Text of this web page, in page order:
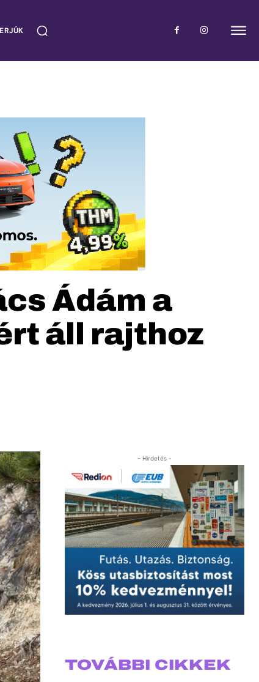
Ádám a
áll rajthoz
- Hirdetés -
TOVÁBBI CIKKEK